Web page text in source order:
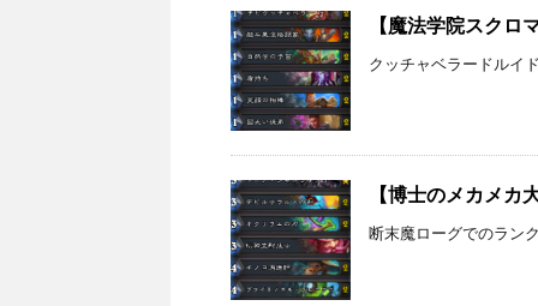
【魔法学院スクロ
クッチャベラードルイ
【博士のメカメカ
断末魔ローグでのラン